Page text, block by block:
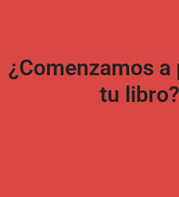
¿Comenzamos
tu libro?